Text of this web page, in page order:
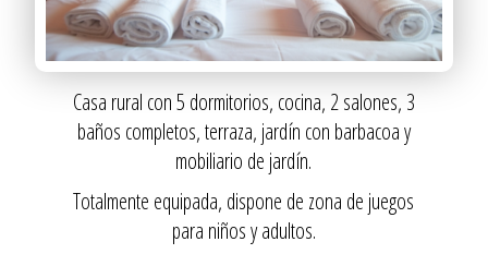
Casa rural con 5 dormitorios, cocina, 2 salones, 3
baños completos, terraza, jardín con barbacoa y
mobiliario de jardín.
Totalmente equipada, dispone de zona de juegos
para niños y adultos.